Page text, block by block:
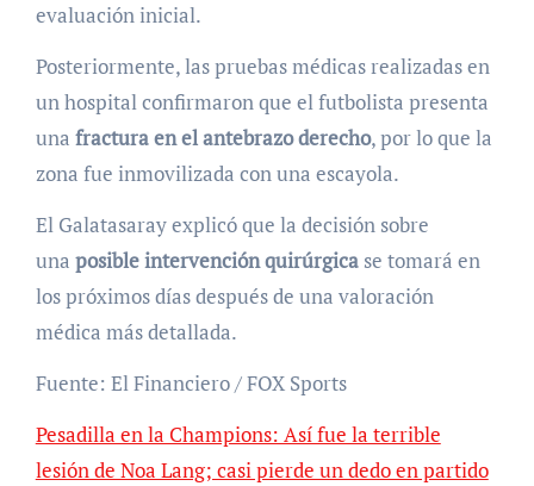
evaluación inicial.
Posteriormente, las pruebas médicas realizadas en
un hospital confirmaron que el futbolista presenta
una fractura en el antebrazo derecho, por lo que la
zona fue inmovilizada con una escayola.
El Galatasaray explicó que la decisión sobre
una posible intervención quirúrgicase tomará en
los próximos días después de una valoración
médica más detallada.
Fuente: El Financiero / FOX Sports
Pesadilla en la Champions: Así fue la terrible
lesión de Noa Lang; casi pierde un dedo en partido